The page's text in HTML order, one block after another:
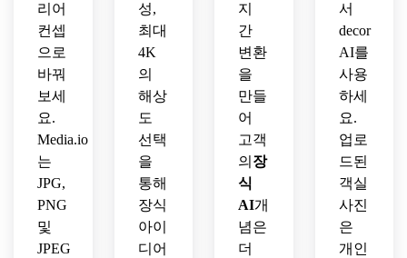
리어
컨셉
으로
바꿔
보세
요.
Media.io
는
JPG,
PNG
및
JPEG
성,
최대
4K
의
해상
도
선택
을
통해
장식
아이
디어
지
간
변환
을
만들
어
고객
의 장
식
AI개
념은
더
서
decor
AI를
사용
하세
요.
업로
드된
객실
사진
은
개인